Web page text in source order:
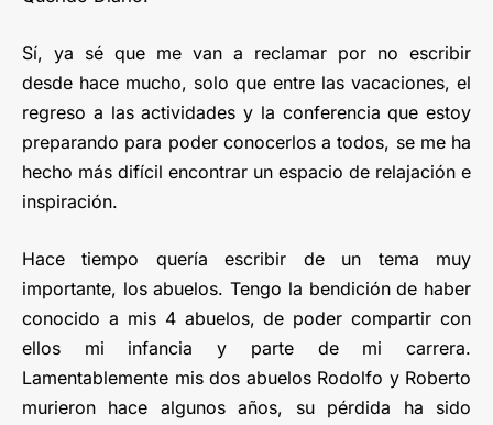
Sí, ya sé que me van a reclamar por no escribir
desde hace mucho, solo que entre las vacaciones, el
regreso a las actividades y la conferencia que estoy
preparando para poder conocerlos a todos, se me ha
hecho más difícil encontrar un espacio de relajación e
inspiración.
Hace tiempo quería escribir de un tema muy
importante, los abuelos. Tengo la bendición de haber
conocido a mis 4 abuelos, de poder compartir con
ellos mi infancia y parte de mi carrera.
Lamentablemente mis dos abuelos Rodolfo y Roberto
murieron hace algunos años, su pérdida ha sido